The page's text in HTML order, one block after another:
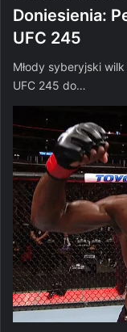
Doniesienia:
UFC 245
Młody syberyjski
UFC 245 do…